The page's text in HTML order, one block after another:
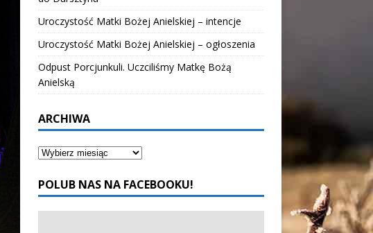
Uroczystość Matki Bożej Anielskiej – intencje
Uroczystość Matki Bożej Anielskiej – ogłoszenia
Odpust Porcjunkuli. Uczciliśmy Matkę Bożą
Anielską
ARCHIWA
POLUB NAS NA FACEBOOKU!